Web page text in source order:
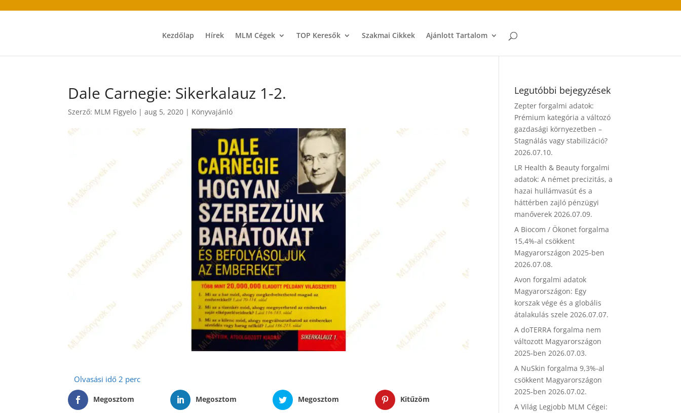
Kezdőlap Hírek MLM Cégek TOP Keresők Szakmai Cikkek Ajánlott Tartalom
Dale Carnegie: Sikerkalauz 1-2.
Szerző: MLM Figyelo |aug 5, 2020 | Könyvajánló
Megosztom Megosztom Megosztom Kitűzöm
Legutóbbi bejegyzések
Zepter forgalmi adatok:
Prémium kategória a változó
gazdasági környezetben –
Stagnálás vagy stabilizáció?
2026.07.10.
LR Health & Beauty forgalmi
adatok: A német precizitás, a
hazai hullámvasút és a
háttérben zajló pénzügyi
manőverek 2026.07.09.
A Biocom / Ökonet forgalma
15,4%-al csökkent
Magyarországon 2025-ben
2026.07.08.
Avon forgalmi adatok
Magyarországon: Egy
korszak vége és a globális
átalakulás szele 2026.07.07.
A doTERRA forgalma nem
változott Magyarországon
2025-ben 2026.07.03.
A NuSkin forgalma 9,3%-al
csökkent Magyarországon
2025-ben 2026.07.02.
A Világ Legjobb MLM Cégei: